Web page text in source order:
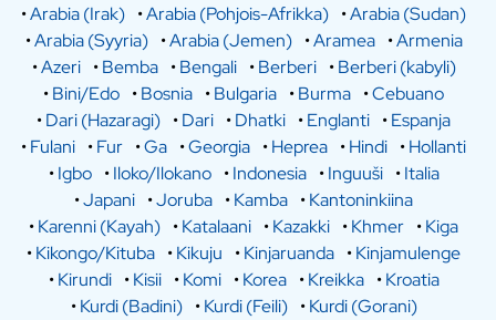
•Arabia (Irak) •Arabia (Pohjois-Afrikka) •Arabia (Sudan)
•Arabia (Syyria) •Arabia (Jemen) •Aramea •Armenia
•Azeri •Bemba •Bengali •Berberi •Berberi (kabyli)
•Bini/Edo •Bosnia •Bulgaria •Burma •Cebuano
•Dari (Hazaragi) •Dari •Dhatki •Englanti •Espanja
•Fulani •Fur •Ga •Georgia •Heprea •Hindi •Hollanti
•Igbo •Iloko/Ilokano •Indonesia •Inguuši •Italia
•Japani •Joruba •Kamba •Kantoninkiina
•Karenni (Kayah) •Katalaani •Kazakki •Khmer •Kiga
•Kikongo/Kituba •Kikuju •Kinjaruanda •Kinjamulenge
•Kirundi •Kisii •Komi •Korea •Kreikka •Kroatia
•Kurdi (Badini) •Kurdi (Feili) •Kurdi (Gorani)